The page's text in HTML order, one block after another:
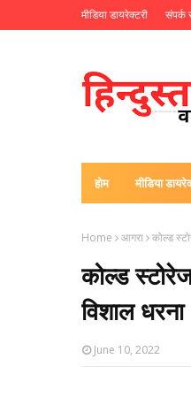
मीडिया डायरेक्टरी संपर्क
होम मीडिया
Home आगरा कोल्ड
कोल्ड
विशाल
June 10, 2022